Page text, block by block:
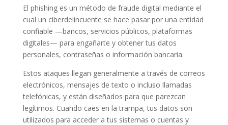
El phishing es un método de fraude digital mediante el
cual un ciberdelincuente se hace pasar por una entidad
confiable —bancos, servicios públicos, plataformas
digitales— para engañarte y obtener tus datos
personales, contraseñas o información bancaria.
Estos ataques llegan generalmente a través de correos
electrónicos, mensajes de texto o incluso llamadas
telefónicas, y están diseñados para que parezcan
legítimos. Cuando caes en la trampa, tus datos son
utilizados para acceder a tus sistemas o cuentas y